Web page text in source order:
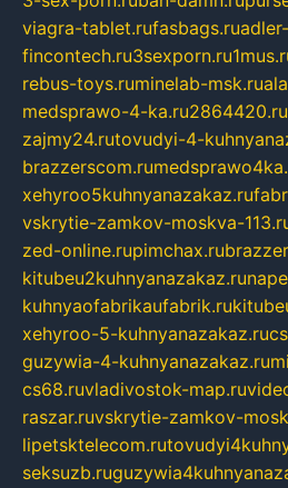
viagra-tablet.rufasbags.ru
fincontech.ru3sexporn.ru
rebus-toys.ruminelab-msk.ru
medsprawo-4-ka.ru2864420.ru
zajmy24.rutovudyi-4-
brazzerscom.ru
xehyroo5kuhnyanazakaz.ru
vskrytie-zamkov-moskva-
zed-online.rupimchax.ru
kitubeu2kuhnyanazakaz.ru
kuhnyaofabrikaufabrik.ru
xehyroo-5-kuhnyanazakaz.ru
guzywia-4-kuhnyanazakaz.ru
cs68.ruvladivostok-map.ru
raszar.ruvskrytie-zamkov-
lipetsktelecom.ru
seksuzb.ru